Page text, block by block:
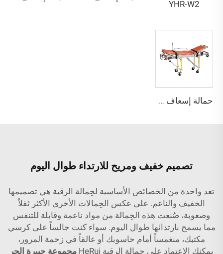
YHR-W2
حمالة إسعاف YHR-A3
تصميم خفيف ومريح للارتداء طوال اليوم
تعد واحدة من الخصائص الأساسية لحِمالة الرقبة هي تصميمها
الخفيف والناعم. على عكس الحِمالات الأخرى الأكثر ثقلاً
وصعوبة، صُنعت هذه الحِمالة من مواد ناعمة وقابلة للتنفس
مما يسمح بارتدائها طوال اليوم. سواء كنت جالساً على كرسي
مكتبك، منغمساً أمام حاسوبك أو عالقاً في زحمة المرور،
يمكنك الاعتماد على حِمالة الرقبة HeRui
مجموعة جبيرة الجر